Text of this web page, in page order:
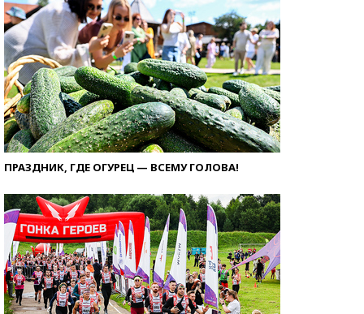
ПРАЗДНИК, ГДЕ ОГУРЕЦ — ВСЕМУ ГОЛОВА!